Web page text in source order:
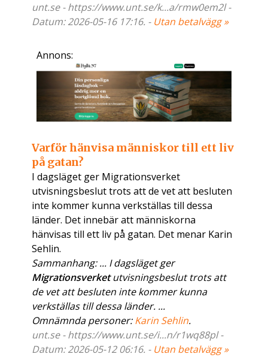
unt.se - https://www.unt.se/k...a/rmw0em2l -
Datum: 2026-05-16 17:16. - Utan betalvägg »
Annons:
Varför hänvisa människor till ett liv
på gatan?
I dagsläget ger Migrationsverket
utvisningsbeslut trots att de vet att besluten
inte kommer kunna verkställas till dessa
länder. Det innebär att människorna
hänvisas till ett liv på gatan. Det menar Karin
Sehlin.
Sammanhang: ... I dagsläget ger
Migrationsverketutvisningsbeslut trots att
de vet att besluten inte kommer kunna
verkställas till dessa länder. ...
Omnämnda personer:Karin Sehlin.
unt.se - https://www.unt.se/i...n/r1wq88pl -
Datum: 2026-05-12 06:16. - Utan betalvägg »